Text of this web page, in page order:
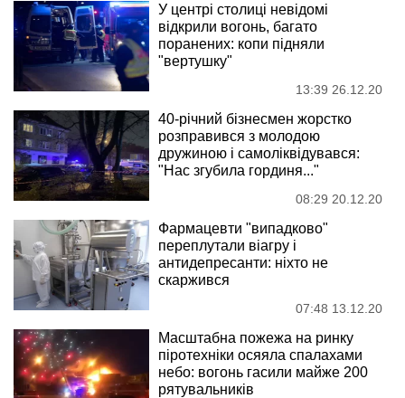
У центрі столиці невідомі
відкрили вогонь, багато
поранених: копи підняли
"вертушку"
13:39 26.12.20
40-річний бізнесмен жорстко
розправився з молодою
дружиною і самоліквідувався:
"Нас згубила гординя..."
08:29 20.12.20
Фармацевти "випадково"
переплутали віагру і
антидепресанти: ніхто не
скаржився
07:48 13.12.20
Масштабна пожежа на ринку
піротехніки осяяла спалахами
небо: вогонь гасили майже 200
рятувальників